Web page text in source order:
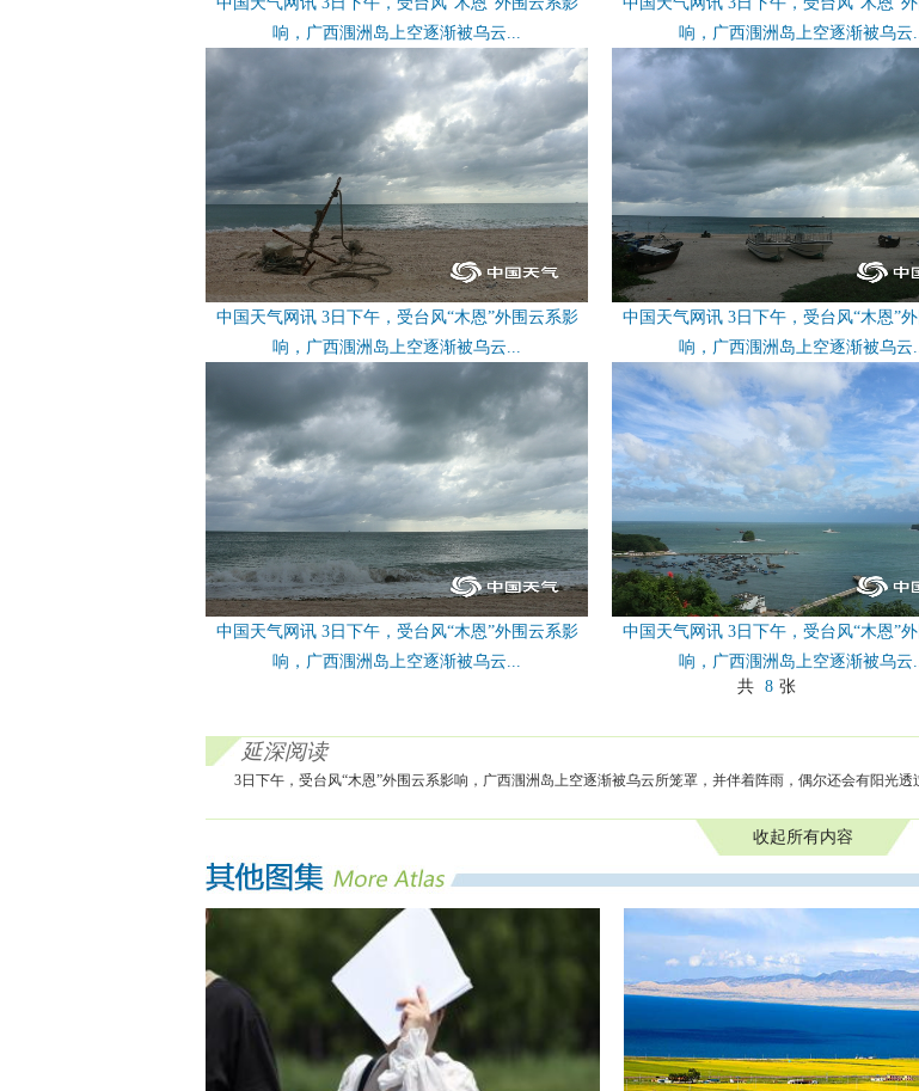
响，广西涠洲岛上空逐渐被乌云...
响，广西涠洲岛上空逐渐被乌云
中国天气网讯 3日下午，受台风“木恩”外围云系影
响，广西涠洲岛上空逐渐被乌云...
中国天气网讯 3日下午，受台风“木恩”
响，广西涠洲岛上空逐渐被乌云
中国天气网讯 3日下午，受台风“木恩”外围云系影
响，广西涠洲岛上空逐渐被乌云...
中国天气网讯 3日下午，受台风“木恩”
响，广西涠洲岛上空逐渐被乌云
共 8 张
延深阅读
3日下午，受台风“木恩”外围云系影响，广西涠洲岛上空逐渐被乌云所笼罩，并伴着阵雨，偶尔还会有阳光透
收起所有内容